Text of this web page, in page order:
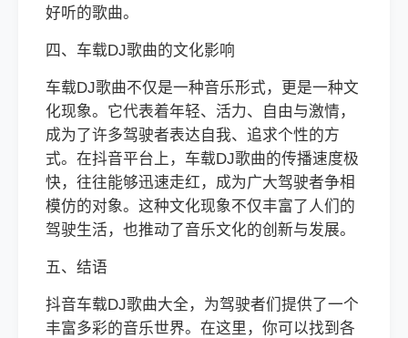
好听的歌曲。
四、车载DJ歌曲的文化影响
车载DJ歌曲不仅是一种音乐形式，更是一种文
化现象。它代表着年轻、活力、自由与激情，
成为了许多驾驶者表达自我、追求个性的方
式。在抖音平台上，车载DJ歌曲的传播速度极
快，往往能够迅速走红，成为广大驾驶者争相
模仿的对象。这种文化现象不仅丰富了人们的
驾驶生活，也推动了音乐文化的创新与发展。
五、结语
抖音车载DJ歌曲大全，为驾驶者们提供了一个
丰富多彩的音乐世界。在这里，你可以找到各